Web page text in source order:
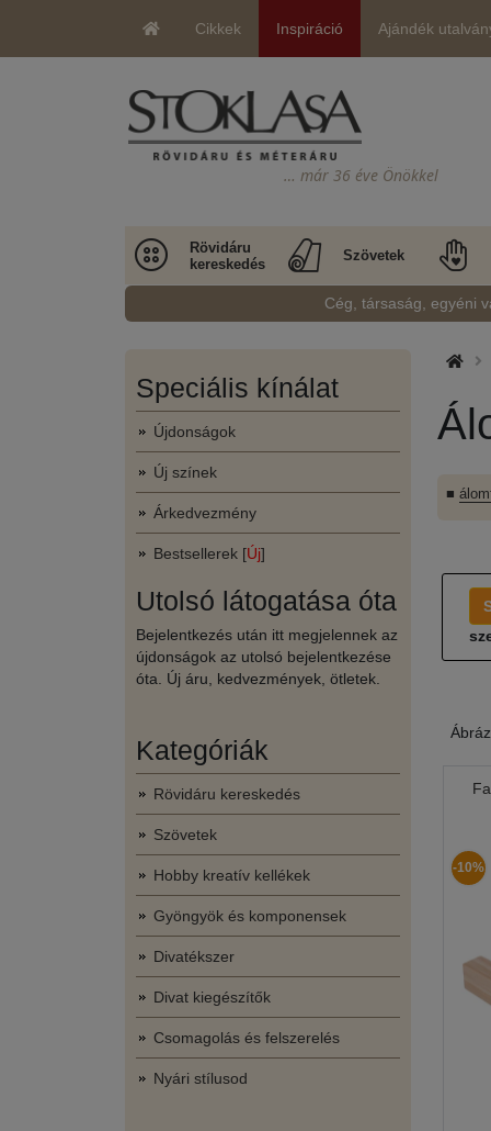
Cikkek Inspiráció Ajándék
… már 36 éve Önökkel
Rövidáru
kereskedés
Szövetek
Cég, társaság, egyéni
Speciális kínálat
Újdonságok
Új színek
Árkedvezmény
Bestsellerek [Új]
Utolsó látogatása óta
Bejelentkezés után itt megjelennek az
újdonságok az utolsó bejelentkezése
óta. Új áru, kedvezmények, ötletek.
Kategóriák
Rövidáru kereskedés
Szövetek
Hobby kreatív kellékek
Gyöngyök és komponensek
Divatékszer
Divat kiegészítők
Csomagolás és felszerelés
Nyári stílusod
■
-10%